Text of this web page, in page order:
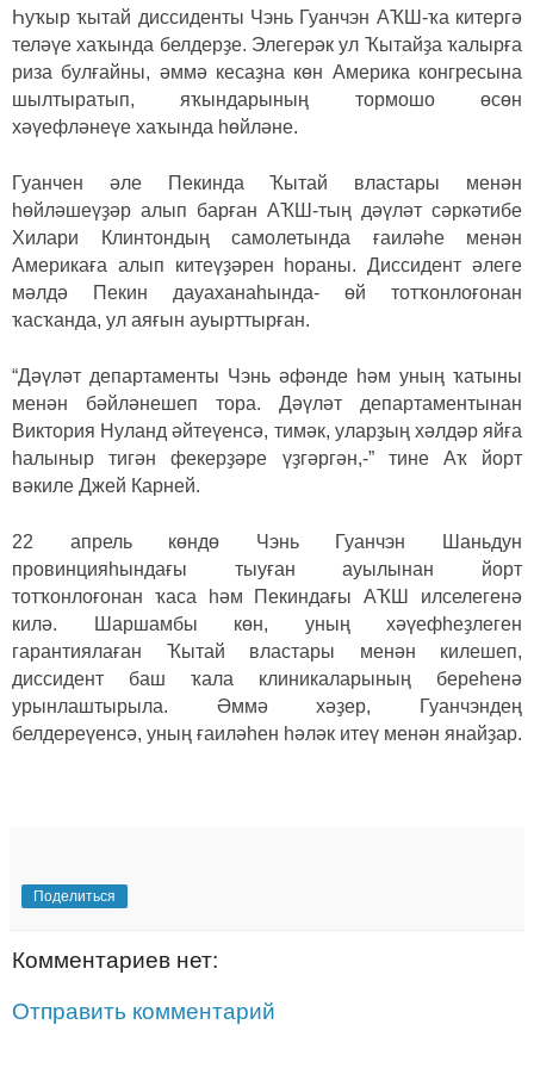
Һуҡыр ҡытай диссиденты Чэнь Гуанчэн АҠШ-ҡа китергә
теләүе хаҡында белдерҙе. Элегерәк ул Ҡытайҙа ҡалырға
риза булғайны, әммә кесаҙна көн Америка конгресына
шылтыратып, яҡындарының тормошо өсөн
хәүефләнеүе хаҡында һөйләне.
Гуанчен әле Пекинда Ҡытай властары менән
һөйләшеүҙәр алып барған АҠШ-тың дәүләт сәркәтибе
Хилари Клинтондың самолетында ғаиләһе менән
Америкаға алып китеүҙәрен һораны. Диссидент әлеге
мәлдә Пекин дауаханаһында- өй тотҡонлоғонан
ҡасҡанда, ул аяғын ауырттырған.
“Дәүләт департаменты Чэнь әфәнде һәм уның ҡатыны
менән бәйләнешеп тора. Дәүләт департаментынан
Виктория Нуланд әйтеүенсә, тимәк, уларҙың хәлдәр яйға
һалыныр тигән фекерҙәре үҙгәргән,-” тине Аҡ йорт
вәкиле Джей Карней.
22 апрель көндө Чэнь Гуанчэн Шаньдун
провинцияһындағы тыуған ауылынан йорт
тотҡонлоғонан ҡаса һәм Пекиндағы АҠШ илселегенә
килә. Шаршамбы көн, уның хәүефһеҙлеген
гарантиялаған Ҡытай властары менән килешеп,
диссидент баш ҡала клиникаларының береһенә
урынлаштырыла. Әммә хәҙер, Гуанчэндең
белдереүенсә, уның ғаиләһен һәләк итеү менән янайҙар.
Поделиться
Комментариев нет:
Отправить комментарий